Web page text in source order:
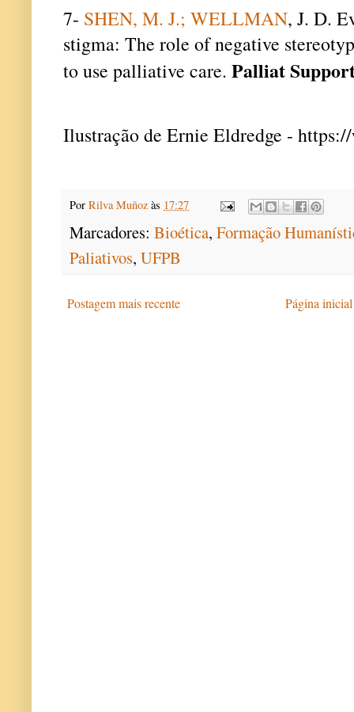
7- SHEN, M. J.; WELLMAN, J. D.
stigma: The role of negative
to use palliative care. Palliat
Ilustração de Ernie Eldredge -
Por Rilva Muñoz às 17:27
Marcadores: Bioética, Formação
Paliativos, UFPB
Postagem mais recente Página inicial